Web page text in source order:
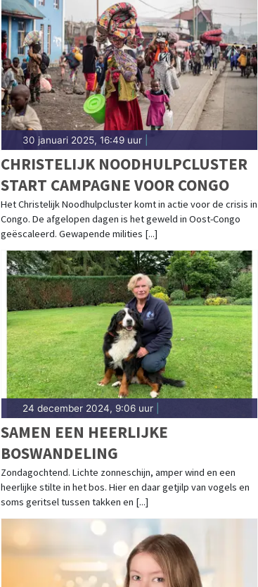
30 januari 2025, 16:49 uur|
CHRISTELIJK NOODHULPCLUSTER
START CAMPAGNE VOOR CONGO
Het Christelijk Noodhulpcluster komt in actie voor de crisis in
Congo. De afgelopen dagen is het geweld in Oost-Congo
geëscaleerd. Gewapende milities [...]
24 december 2024, 9:06 uur|
SAMEN EEN HEERLIJKE
BOSWANDELING
Zondagochtend. Lichte zonneschijn, amper wind en een
heerlijke stilte in het bos. Hier en daar getjilp van vogels en
soms geritsel tussen takken en [...]